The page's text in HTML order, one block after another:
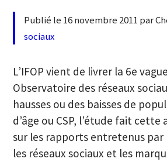
Publié le 16 novembre 2011 par
sociaux
L’IFOP vient de livrer la 6e
Observatoire des réseaux
hausses ou des baisses de
d’âge ou CSP, l’étude fait cette
sur les rapports entretenus
les réseaux sociaux et les